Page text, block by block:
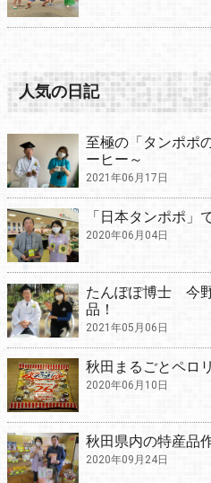
人気の日記
至極の「タンポポ
ーヒー～
2021年06月17日
「日本タンポポ」
2020年06月04日
たんぽぽ博士 今
品！
2021年05月06日
秋田まるごとペロ
2020年06月10日
秋田県内の特産品
2020年09月24日